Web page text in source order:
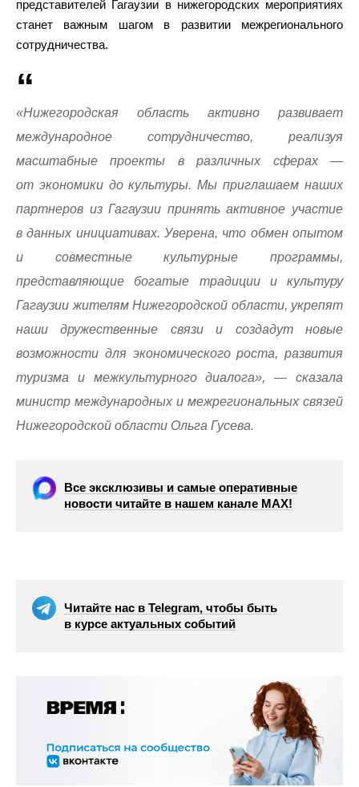
представителей Гагаузии в нижегородских мероприятиях
станет важным шагом в развитии межрегионального
сотрудничества.
«Нижегородская область активно развивает
международное сотрудничество, реализуя
масштабные проекты в различных сферах —
от экономики до культуры. Мы приглашаем наших
партнеров из Гагаузии принять активное участие
в данных инициативах. Уверена, что обмен опытом
и совместные культурные программы,
представляющие богатые традиции и культуру
Гагаузии жителям Нижегородской области, укрепят
наши дружественные связи и создадут новые
возможности для экономического роста, развития
туризма и межкультурного диалога», — сказала
министр международных и межрегиональных связей
Нижегородской области Ольга Гусева.
Все эксклюзивы и самые оперативные
новости читайте в нашем канале МАХ!
Читайте нас в Telegram, чтобы быть
в курсе актуальных событий